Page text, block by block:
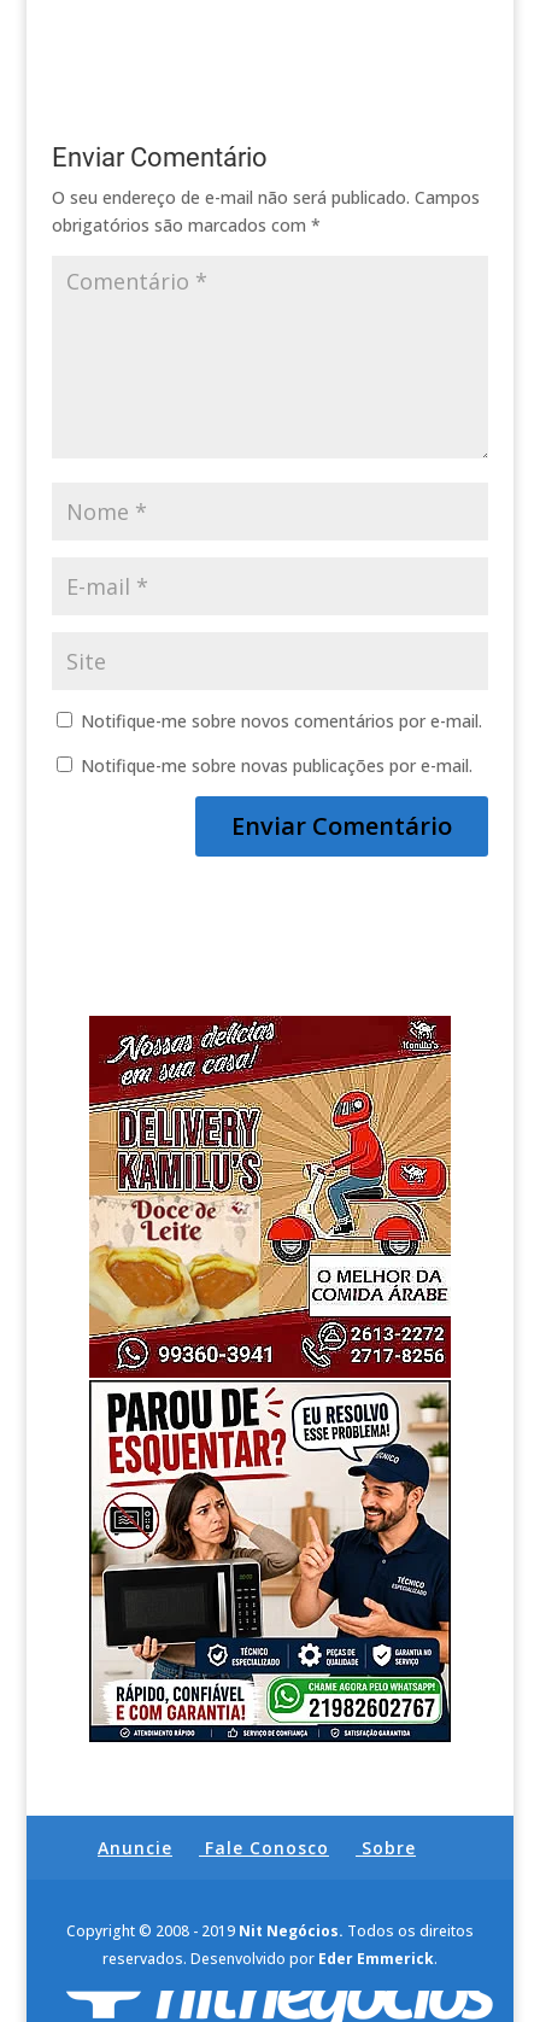
Enviar Comentário
O seu endereço de e-mail não será publicado. Campos
obrigatórios são marcados com *
Notifique-me sobre novos comentários por e-mail.
Notifique-me sobre novas publicações por e-mail.
Anuncie Fale Conosco Sobre
Copyright © 2008 - 2019 Nit Negócios. Todos os direitos
reservados. Desenvolvido por Eder Emmerick.